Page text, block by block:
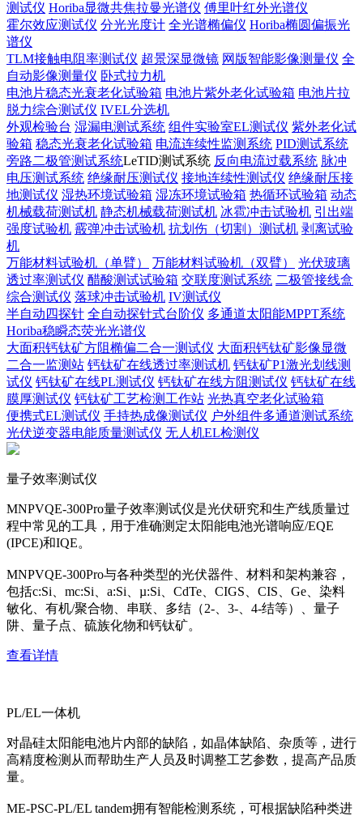
测试仪 Horiba显微共焦拉曼光谱仪 傅里叶红外光谱仪
霍尔效应测试仪 分光光度计 全光谱椭偏仪 Horiba椭圆偏振光
谱仪
TLM接触电阻率测试仪 超景深显微镜 网版智能影像测量仪 全
自动影像测量仪 卧式拉力机
电池片稳态光衰老化试验箱 电池片紫外老化试验箱 电池片拉
脱力综合测试仪 IVEL分选机
外观检验台 湿漏电测试系统 组件实验室EL测试仪 紫外老化试
验箱 稳态光衰老化试验箱 电流连续性监测系统 PID测试系统
旁路二极管测试系统LeTID测试系统 反向电流过载系统 脉冲
电压测试系统 绝缘耐压测试仪 接地连续性测试仪 绝缘耐压接
地测试仪 湿热环境试验箱 湿冻环境试验箱 热循环试验箱 动态
机械载荷测试机 静态机械载荷测试机 冰雹冲击试验机 引出端
强度试验机 霰弹冲击试验机 抗划伤（切割）测试机 剥离试验
机
万能材料试验机（单臂）
万能材料试验机（双臂）
光伏玻璃
透过率测试仪 醋酸测试试验箱 交联度测试系统 二极管接线盒
综合测试仪 落球冲击试验机 IV测试仪
半自动四探针 全自动探针式台阶仪 多通道太阳能MPPT系统
Horiba稳瞬态荧光光谱仪
大面积钙钛矿方阻椭偏二合一测试仪 大面积钙钛矿影像显微
二合一监测站 钙钛矿在线透过率测试机 钙钛矿P1激光划线测
试仪 钙钛矿在线PL测试仪 钙钛矿在线方阻测试仪 钙钛矿在线
膜厚测试仪 钙钛矿工艺检测工作站 光热真空老化试验箱
便携式EL测试仪 手持热成像测试仪 户外组件多通道测试系统
光伏逆变器电能质量测试仪 无人机EL检测仪
量子效率测试仪
MNPVQE-300Pro量子效率测试仪是光伏研究和生产线质量过
程中常见的工具，用于准确测定太阳能电池光谱响应/EQE
(IPCE)和IQE。
MNPVQE-300Pro与各种类型的光伏器件、材料和架构兼容，
包括c:Si、mc:Si、a:Si、µ:Si、CdTe、CIGS、CIS、Ge、染料
敏化、有机/聚合物、串联、多结（2-、3-、4-结等）、量子
阱、量子点、硫族化物和钙钛矿。
查看详情
PL/EL一体机
对晶硅太阳能电池片内部的缺陷，如晶体缺陷、杂质等，进行
高精度检测从而帮助生产人员及时调整工艺参数，提高产品质
量。
ME-PSC-PL/EL tandem拥有智能检测系统，可根据缺陷种类进